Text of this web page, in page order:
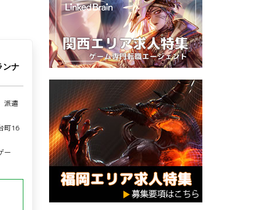
ンナ
派遣
町16
ー